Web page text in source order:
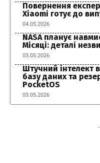
Повернення
Xiaomi готує до
04.05.2026
NASA планує
Місяці: деталі
03.05.2026
Штучний інтелект
базу даних та
PocketOS
03.05.2026